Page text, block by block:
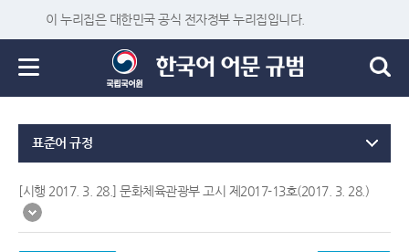
이 누리집은 대한민국 공식 전자정부 누리집입니다.
표준어 규정
[시행 2017. 3. 28.] 문화체육관광부 고시 제2017-13호(2017. 3. 28.)